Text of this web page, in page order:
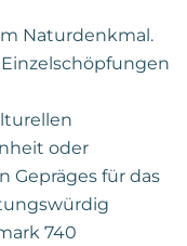
Naturdenkmal.
oder
Gepräges für das
740